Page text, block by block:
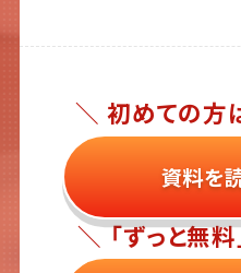
＼ 初めての方
資料を
＼ 「ずっと無